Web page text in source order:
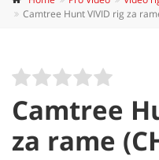
Camtree Hunt VIVID rig za
Camtree
za rame